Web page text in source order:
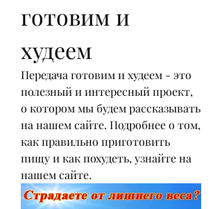
готовим и
худеем
Передача готовим и худеем - это
полезный и интересный проект,
о котором мы будем рассказывать
на нашем сайте. Подробнее о том,
как правильно приготовить
пищу и как похудеть, узнайте на
нашем сайте.